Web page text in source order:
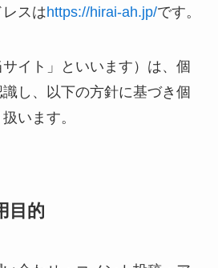
スはhttps://hirai-ah.jp/です。
イト」といいます）は、個
し、以下の方針に基づき個
います。
目的